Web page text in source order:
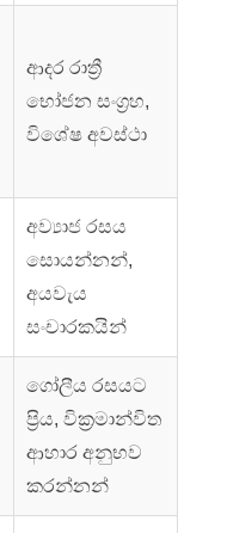
ආදර රාත්‍රී
භෝජන සංග්‍රහ,
විශේෂ අවස්ථා
අව්‍යාජ රසය
සොයන්නන්,
අයවැය
සංචාරකයින්
ගෝලීය රසයට
ප්‍රිය, වික්‍රමාන්විත
ආහාර අනුභව
කරන්නන්